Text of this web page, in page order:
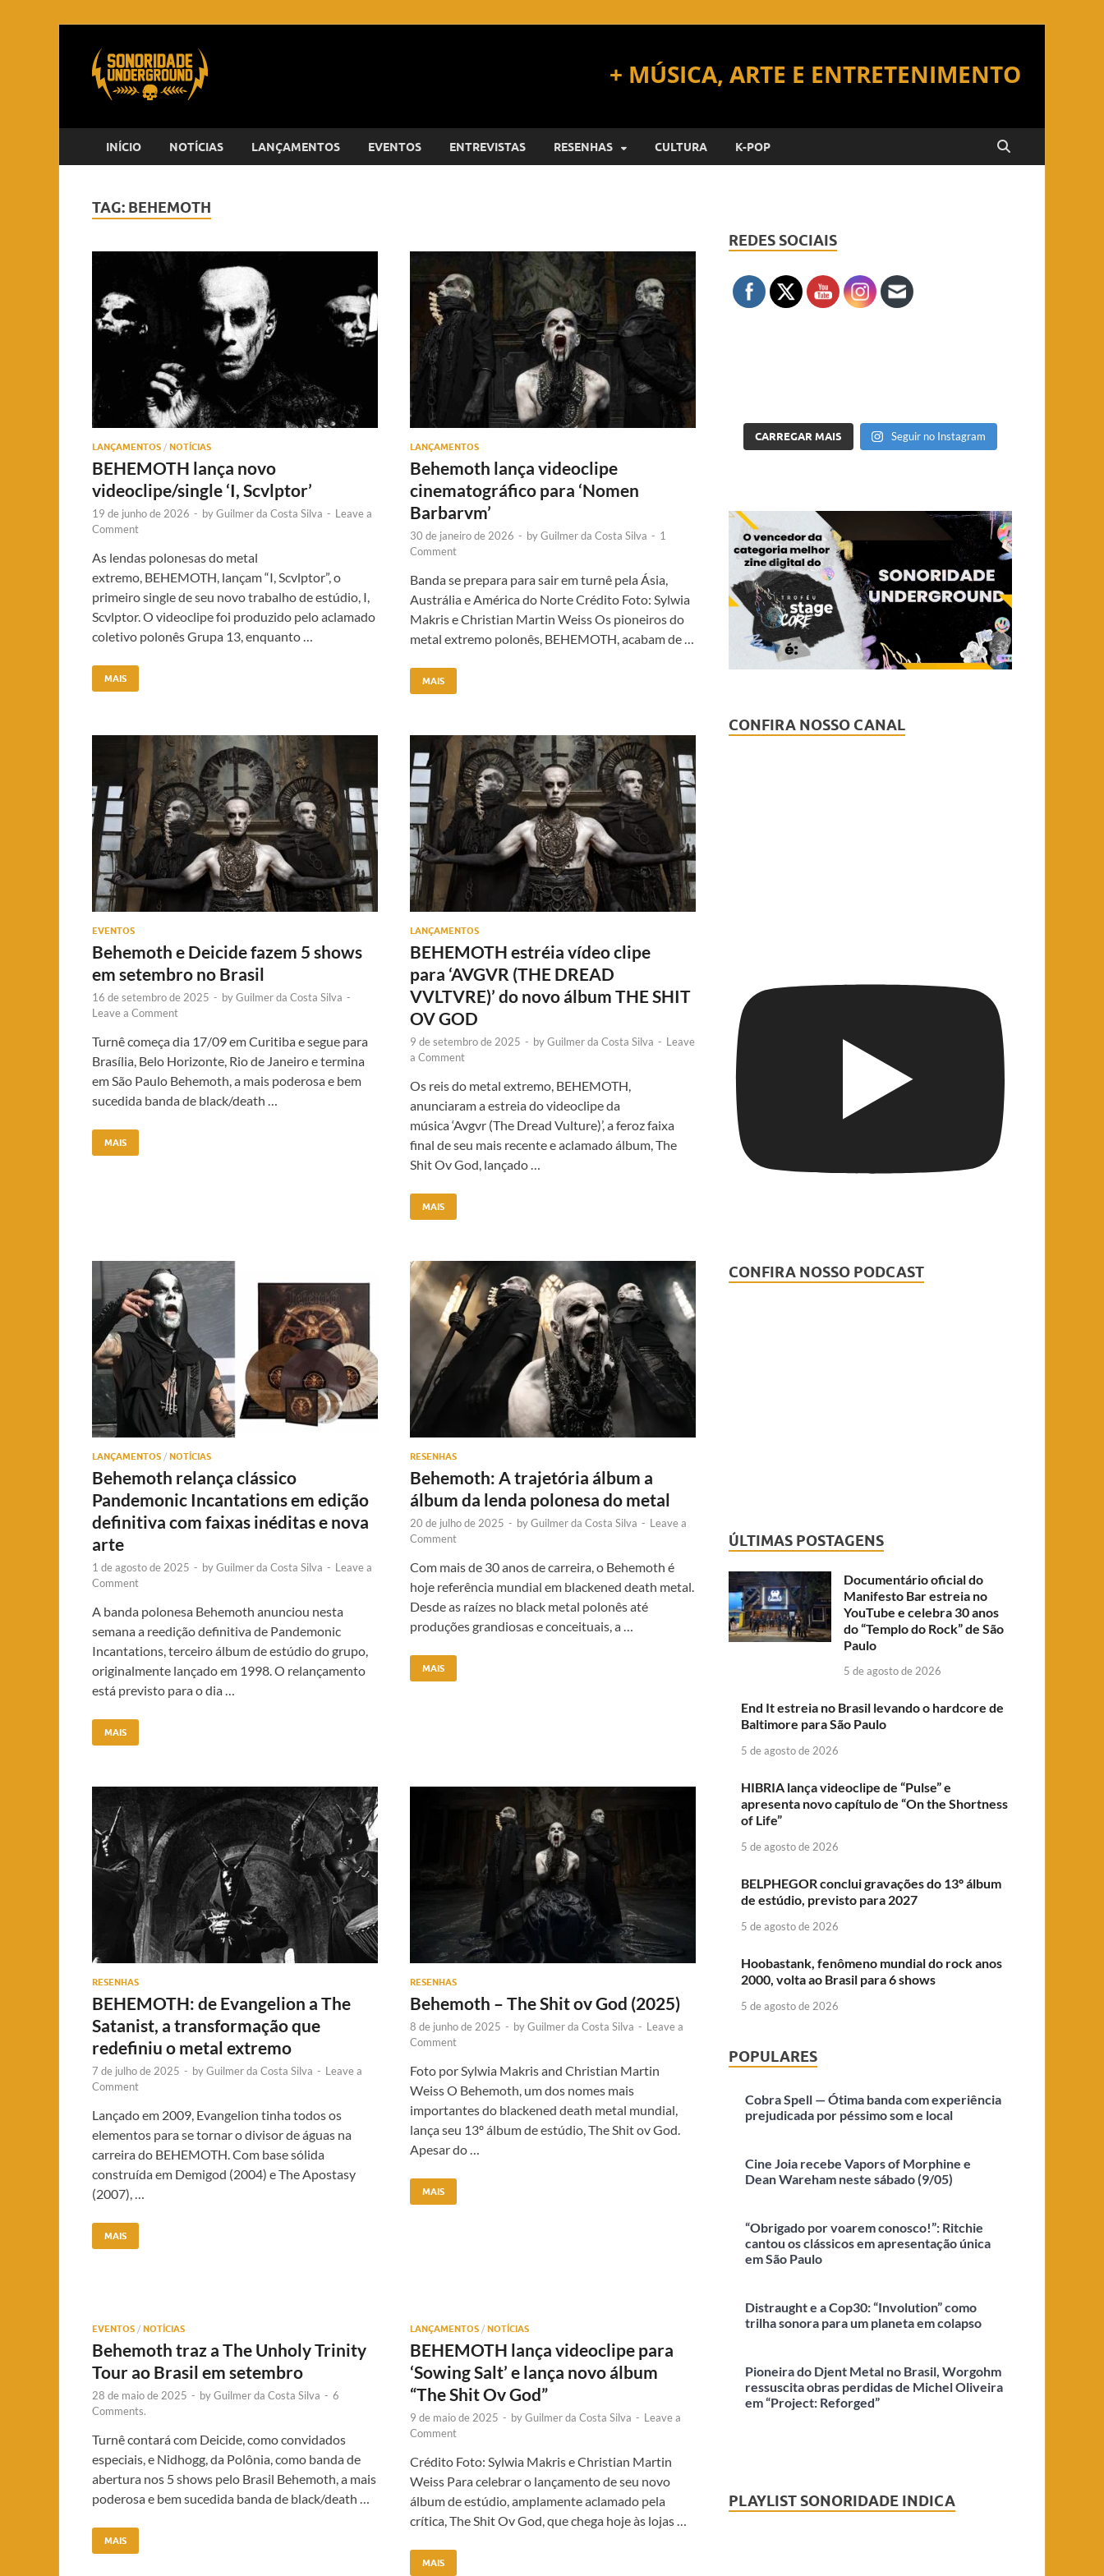
INÍCIO NOTÍCIAS LANÇAMENTOS EVENTOS ENTREVISTAS RESENHAS CULTURA K-POP
TAG: BEHEMOTH
LANÇAMENTOS / NOTÍCIAS
BEHEMOTH lança novo
videoclipe/single ‘I, Scvlptor’
19 de junho de 2026 - byGuilmer da Costa Silva - Leave a
Comment
As lendas polonesas do metal
extremo, BEHEMOTH, lançam “I, Scvlptor”, o
primeiro single de seu novo trabalho de estúdio, I,
Scvlptor. O videoclipe foi produzido pelo aclamado
coletivo polonês Grupa 13, enquanto …
MAIS
LANÇAMENTOS
Behemoth lança videoclipe
cinematográfico para ‘Nomen
Barbarvm’
30 de janeiro de 2026 - byGuilmer da Costa Silva - 1
Comment
Banda se prepara para sair em turnê pela Ásia,
Austrália e América do Norte Crédito Foto: Sylwia
Makris e Christian Martin Weiss Os pioneiros do
metal extremo polonês, BEHEMOTH, acabam de …
MAIS
EVENTOS
Behemoth e Deicide fazem 5 shows
em setembro no Brasil
16 de setembro de 2025 - byGuilmer da Costa Silva -
Leave a Comment
Turnê começa dia 17/09 em Curitiba e segue para
Brasília, Belo Horizonte, Rio de Janeiro e termina
em São Paulo Behemoth, a mais poderosa e bem
sucedida banda de black/death …
MAIS
LANÇAMENTOS
BEHEMOTH estréia vídeo clipe
para ‘AVGVR (THE DREAD
VVLTVRE)’ do novo álbum THE SHIT
OV GOD
9 de setembro de 2025 - byGuilmer da Costa Silva - Leave
a Comment
Os reis do metal extremo, BEHEMOTH,
anunciaram a estreia do videoclipe da
música ‘Avgvr (The Dread Vulture)’, a feroz faixa
final de seu mais recente e aclamado álbum, The
Shit Ov God, lançado …
MAIS
LANÇAMENTOS / NOTÍCIAS
Behemoth relança clássico
Pandemonic Incantations em edição
definitiva com faixas inéditas e nova
arte
1 de agosto de 2025 - byGuilmer da Costa Silva - Leave a
Comment
A banda polonesa Behemoth anunciou nesta
semana a reedição definitiva de Pandemonic
Incantations, terceiro álbum de estúdio do grupo,
originalmente lançado em 1998. O relançamento
está previsto para o dia …
MAIS
RESENHAS
Behemoth: A trajetória álbum a
álbum da lenda polonesa do metal
20 de julho de 2025 - byGuilmer da Costa Silva - Leave a
Comment
Com mais de 30 anos de carreira, o Behemoth é
hoje referência mundial em blackened death metal.
Desde as raízes no black metal polonês até
produções grandiosas e conceituais, a …
MAIS
RESENHAS
BEHEMOTH: de Evangelion a The
Satanist, a transformação que
redefiniu o metal extremo
7 de julho de 2025 - byGuilmer da Costa Silva - Leave a
Comment
Lançado em 2009, Evangelion tinha todos os
elementos para se tornar o divisor de águas na
carreira do BEHEMOTH. Com base sólida
construída em Demigod (2004) e The Apostasy
(2007), …
MAIS
RESENHAS
Behemoth – The Shit ov God (2025)
8 de junho de 2025 - byGuilmer da Costa Silva - Leave a
Comment
Foto por Sylwia Makris and Christian Martin
Weiss O Behemoth, um dos nomes mais
importantes do blackened death metal mundial,
lança seu 13º álbum de estúdio, The Shit ov God.
Apesar do …
MAIS
EVENTOS / NOTÍCIAS
Behemoth traz a The Unholy Trinity
Tour ao Brasil em setembro
28 de maio de 2025 - byGuilmer da Costa Silva - 6
Comments.
Turnê contará com Deicide, como convidados
especiais, e Nidhogg, da Polônia, como banda de
abertura nos 5 shows pelo Brasil Behemoth, a mais
poderosa e bem sucedida banda de black/death …
MAIS
LANÇAMENTOS / NOTÍCIAS
BEHEMOTH lança videoclipe para
‘Sowing Salt’ e lança novo álbum
“The Shit Ov God”
9 de maio de 2025 - byGuilmer da Costa Silva - Leave a
Comment
Crédito Foto: Sylwia Makris e Christian Martin
Weiss Para celebrar o lançamento de seu novo
álbum de estúdio, amplamente aclamado pela
crítica, The Shit Ov God, que chega hoje às lojas …
MAIS
REDES SOCIAIS
CARREGAR MAIS Seguir no Instagram
CONFIRA NOSSO CANAL
CONFIRA NOSSO PODCAST
ÚLTIMAS POSTAGENS
Documentário oficial do
Manifesto Bar estreia no
YouTube e celebra 30 anos
do “Templo do Rock” de São
Paulo
5 de agosto de 2026
End It estreia no Brasil levando o hardcore de
Baltimore para São Paulo
5 de agosto de 2026
HIBRIA lança videoclipe de “Pulse” e
apresenta novo capítulo de “On the Shortness
of Life”
5 de agosto de 2026
BELPHEGOR conclui gravações do 13º álbum
de estúdio, previsto para 2027
5 de agosto de 2026
Hoobastank, fenômeno mundial do rock anos
2000, volta ao Brasil para 6 shows
5 de agosto de 2026
POPULARES
Cobra Spell — Ótima banda com experiência
prejudicada por péssimo som e local
Cine Joia recebe Vapors of Morphine e
Dean Wareham neste sábado (9/05)
“Obrigado por voarem conosco!”: Ritchie
cantou os clássicos em apresentação única
em São Paulo
Distraught e a Cop30: “Involution” como
trilha sonora para um planeta em colapso
Pioneira do Djent Metal no Brasil, Worgohm
ressuscita obras perdidas de Michel Oliveira
em “Project: Reforged”
PLAYLIST SONORIDADE INDICA